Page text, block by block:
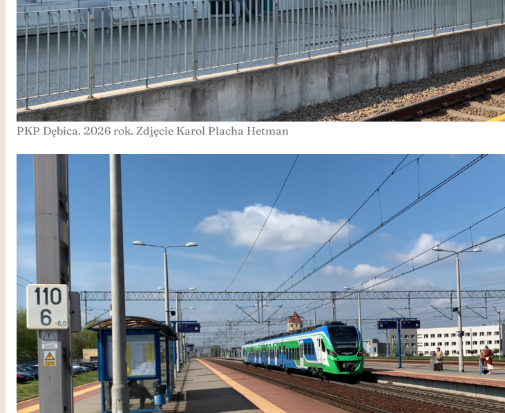
PKP Dębica. 2026 rok. Zdjęcie Karol Placha Hetman